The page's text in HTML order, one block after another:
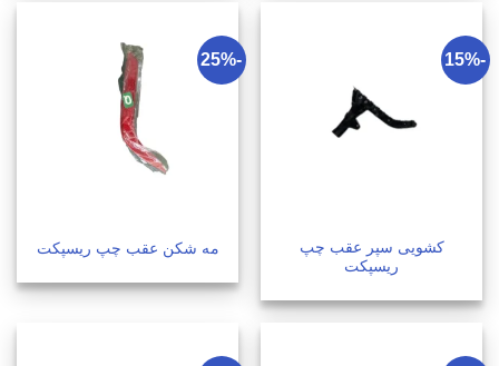
-15%
کشویی سپر عقب چپ
ریسپکت
-25%
مه شکن عقب چپ ریسپکت